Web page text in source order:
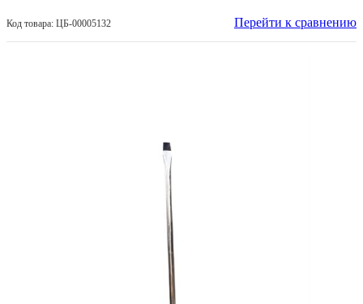
Код товара: ЦБ-00005132 Перейти к сравнению